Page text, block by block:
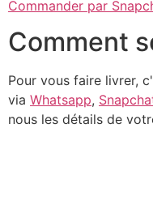
Commander par
Comment
Pour vous faire livrer,
via Whatsapp,
nous les détails de